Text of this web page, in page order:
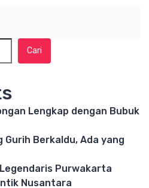
Cari
Lengkap dengan Bubuk
Gurih Berkaldu, Ada yang
Purwakarta
Nusantara